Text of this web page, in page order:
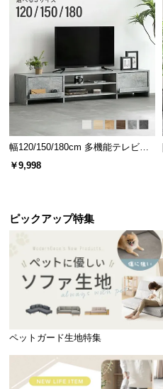
幅120/150/180cm 多機能テレビボ
ード 木目/石目調 オープン収納・
￥9,998
ピックアップ特集
ペットガード生地特集